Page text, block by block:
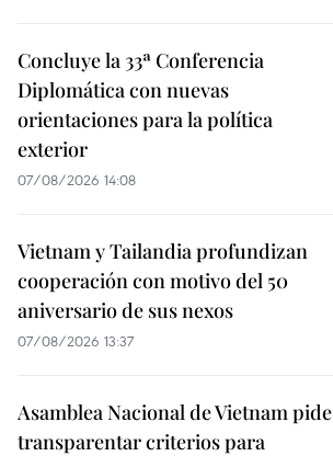
Concluye la 33ª Conferencia
Diplomática con nuevas
orientaciones para la política
exterior
07/08/2026 14:08
Vietnam y Tailandia profundizan
cooperación con motivo del 50
aniversario de sus nexos
07/08/2026 13:37
Asamblea Nacional de Vietnam pide
transparentar criterios para